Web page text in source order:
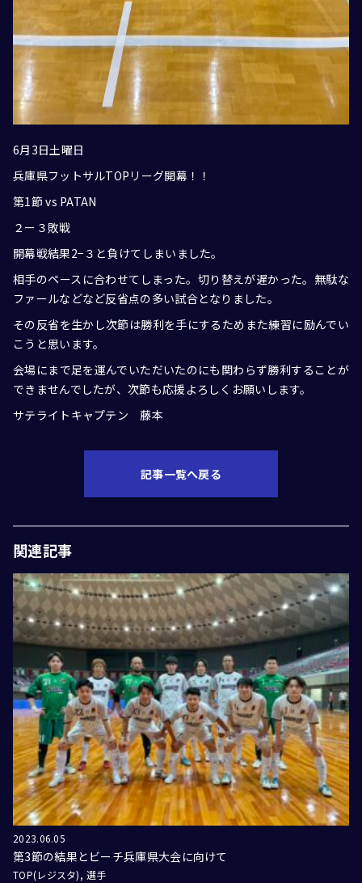
6月3日土曜日
兵庫県フットサルTOPリーグ開幕！！
第1節 vs PATAN
２ー３敗戦
開幕戦結果2−３と負けてしまいました。
相手のペースに合わせてしまった。切り替えが遅かった。無駄な
ファールなどなど反省点の多い試合となりました。
その反省を生かし次節は勝利を手にするためまた練習に励んでい
こうと思います。
会場にまで足を運んでいただいたのにも関わらず勝利することが
できませんでしたが、次節も応援よろしくお願いします。
サテライトキャプテン 藤本
記事一覧へ戻る
関連記事
2023.06.05
第3節の結果とビーチ兵庫県大会に向けて
TOP(レジスタ) 選手